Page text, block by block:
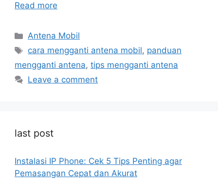
Read more
Categories
Antena Mobil
Tags
cara mengganti antena mobil, panduan
mengganti antena, tips mengganti antena
Leave a comment
last post
Instalasi IP Phone: Cek 5 Tips Penting agar
Pemasangan Cepat dan Akurat